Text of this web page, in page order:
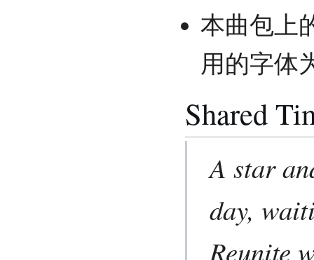
本曲包上
用的字体
Shared
A star
day,
Reunite